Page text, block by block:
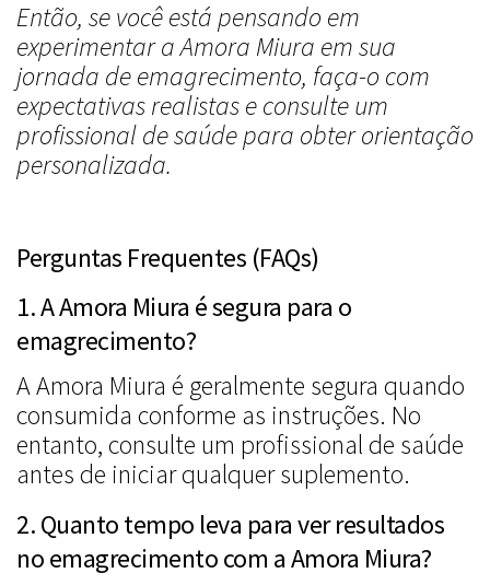
Então, se você está pensando em
experimentar a Amora Miura em sua
jornada de emagrecimento, faça-o com
expectativas realistas e consulte um
profissional de saúde para obter orientação
personalizada.
Perguntas Frequentes (FAQs)
1. A Amora Miura é segura para o
emagrecimento?
A Amora Miura é geralmente segura quando
consumida conforme as instruções. No
entanto, consulte um profissional de saúde
antes de iniciar qualquer suplemento.
2. Quanto tempo leva para ver resultados
no emagrecimento com a Amora Miura?